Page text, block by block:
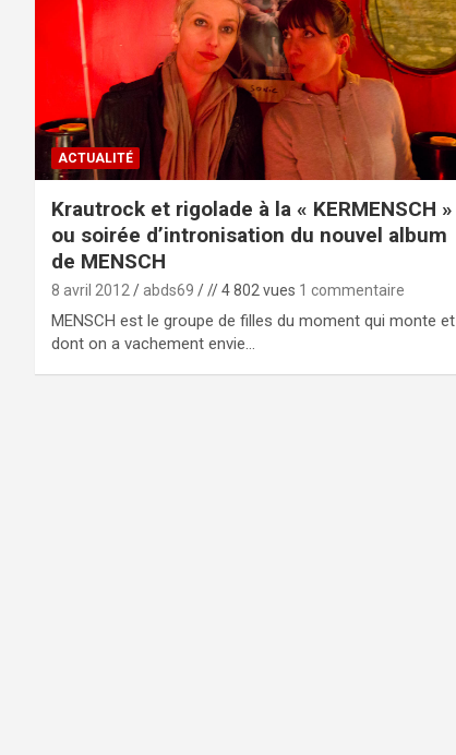
ACTUALITÉ
Krautrock et rigolade à la « KERMENSCH »
ou soirée d’intronisation du nouvel album
de MENSCH
8 avril 2012 abds69 // 4 802 vues 1 commentaire
MENSCH est le groupe de filles du moment qui monte et
dont on a vachement envie…